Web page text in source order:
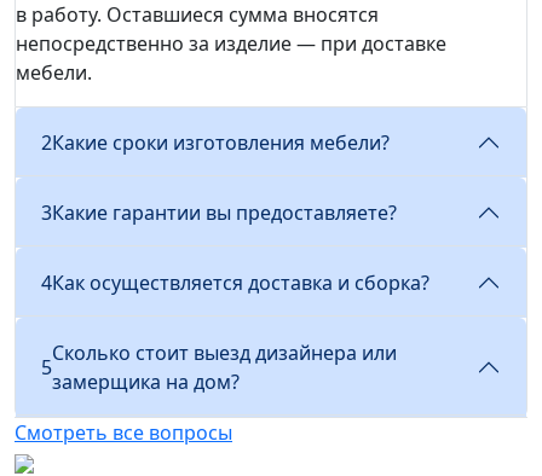
в работу. Оставшиеся сумма вносятся
непосредственно за изделие — при доставке
мебели.
2Какие сроки изготовления мебели?
3Какие гарантии вы предоставляете?
4Как осуществляется доставка и сборка?
5
Сколько стоит выезд дизайнера или
замерщика на дом?
Смотреть все вопросы